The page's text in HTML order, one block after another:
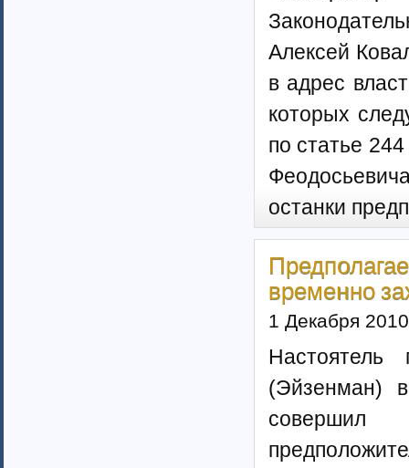
Алексей
в адрес
которых
по статье
останки
временно
1 Декабря 2010
(Эйзенман)